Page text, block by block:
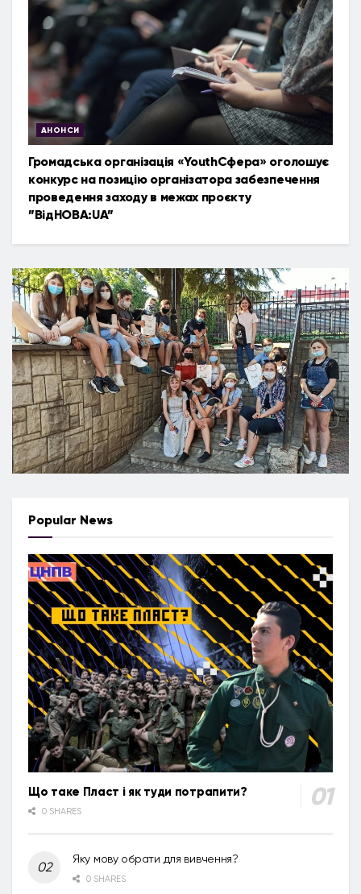
АНОНСИ
Громадська організація «YouthСфера» оголошує
конкурс на позицію організатора забезпечення
проведення заходу в межах проєкту
”ВідНОВА:UA”
Popular News
Що таке Пласт і як туди потрапити?
0 SHARES
Яку мову обрати для вивчення?
0 SHARES